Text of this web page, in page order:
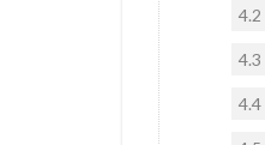
4.2
4.3
4.4